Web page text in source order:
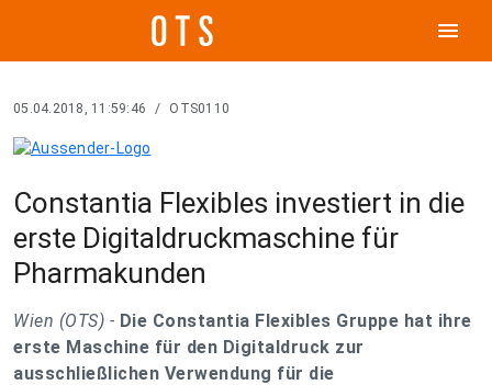
menu
05.04.2018, 11:59:46 / OTS0110
Constantia Flexibles investiert in die
erste Digitaldruckmaschine für
Pharmakunden
Wien (OTS) - Die Constantia Flexibles Gruppe hat ihre
erste Maschine für den Digitaldruck zur
ausschließlichen Verwendung für die